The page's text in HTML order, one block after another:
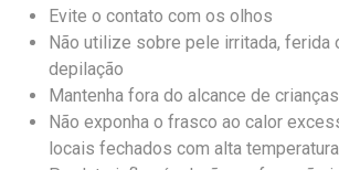
Evite o contato com os olhos
Não utilize sobre pele irritada, ferida
depilação
Mantenha fora do alcance de crianças
Não exponha o frasco ao calor
locais fechados com alta temperatura